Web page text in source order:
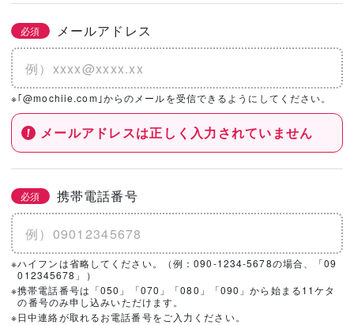
必須 メールアドレス
※｢@mochiie.com｣からのメールを受信できるようにしてください。
メールアドレスは正しく入力されていません
必須 携帯電話番号
※ハイフンは省略してください。（例：090-1234-5678の場合、「09
012345678」）
※携帯電話番号は「050」「070」「080」「090」から始まる11ケタ
の番号のみ申し込みいただけます。
※日中連絡が取れるお電話番号をご入力ください。